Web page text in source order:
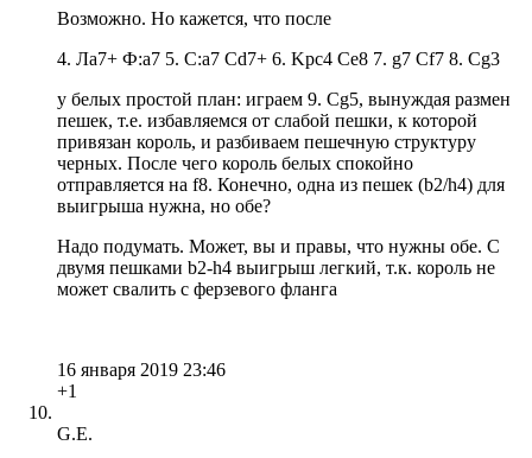
Возможно. Но кажется, что после
4. Лa7+ Ф:a7 5. C:a7 Cd7+ 6. Kpc4 Ce8 7. g7 Cf7 8. Cg3
у белых простой план: играем 9. Cg5, вынуждая размен
пешек, т.е. избавляемся от слабой пешки, к которой
привязан король, и разбиваем пешечную структуру
черных. После чего король белых спокойно
отправляется на f8. Конечно, одна из пешек (b2/h4) для
выигрыша нужна, но обе?
Надо подумать. Может, вы и правы, что нужны обе. С
двумя пешками b2-h4 выигрыш легкий, т.к. король не
может свалить с ферзевого фланга
16 января 2019 23:46
+1
G.E.